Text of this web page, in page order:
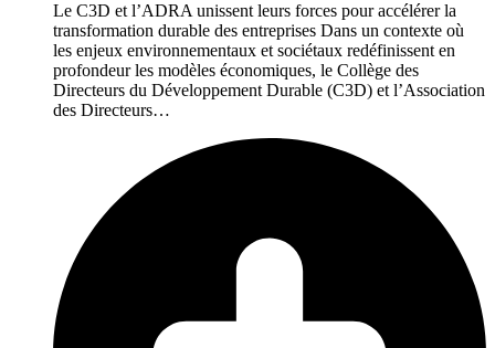
Le C3D et l’ADRA unissent leurs forces pour accélérer la
transformation durable des entreprises Dans un contexte où
les enjeux environnementaux et sociétaux redéfinissent en
profondeur les modèles économiques, le Collège des
Directeurs du Développement Durable (C3D) et l’Association
des Directeurs…